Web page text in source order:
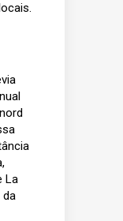
La
da